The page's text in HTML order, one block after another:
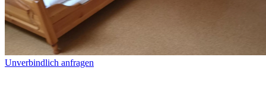
Unverbindlich anfragen